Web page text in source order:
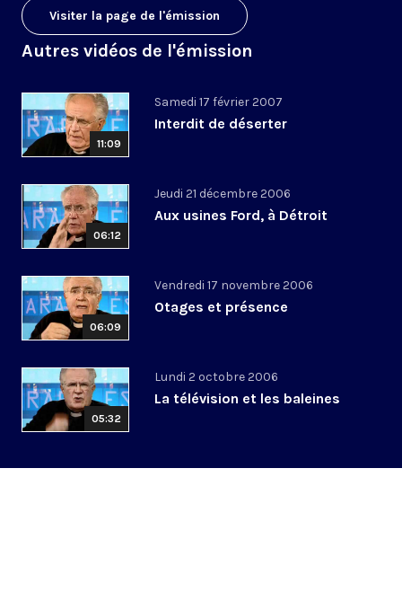
Visiter la page de l'émission
Autres vidéos de l'émission
11:09
Samedi 17 février 2007
Interdit de déserter
06:12
Jeudi 21 décembre 2006
Aux usines Ford, à Détroit
06:09
Vendredi 17 novembre 2006
Otages et présence
05:32
Lundi 2 octobre 2006
La télévision et les baleines